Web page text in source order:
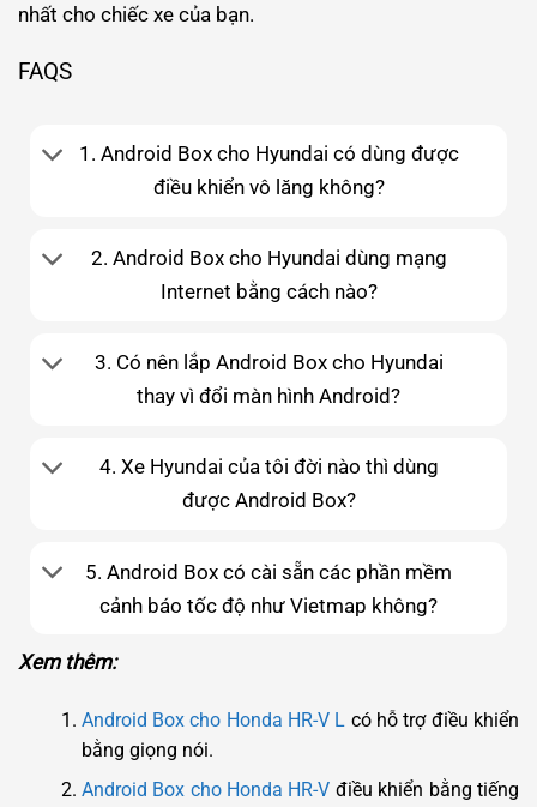
nhất cho chiếc xe của bạn.
FAQS
1. Android Box cho Hyundai có dùng được
điều khiển vô lăng không?
2. Android Box cho Hyundai dùng mạng
Internet bằng cách nào?
3. Có nên lắp Android Box cho Hyundai
thay vì đổi màn hình Android?
4. Xe Hyundai của tôi đời nào thì dùng
được Android Box?
5. Android Box có cài sẵn các phần mềm
cảnh báo tốc độ như Vietmap không?
Xem thêm:
Android Box cho Honda HR-V L có hỗ trợ điều khiển
bằng giọng nói.
Android Box cho Honda HR-V điều khiển bằng tiếng